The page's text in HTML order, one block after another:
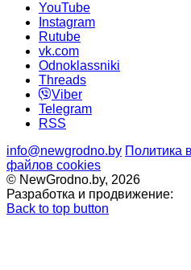
YouTube
Instagram
Rutube
vk.com
Odnoklassniki
Threads
Viber
Telegram
RSS
info@newgrodno.by Политика
файлов cookies
© NewGrodno.by, 2026
Разработка и продвижение:
Back to top button